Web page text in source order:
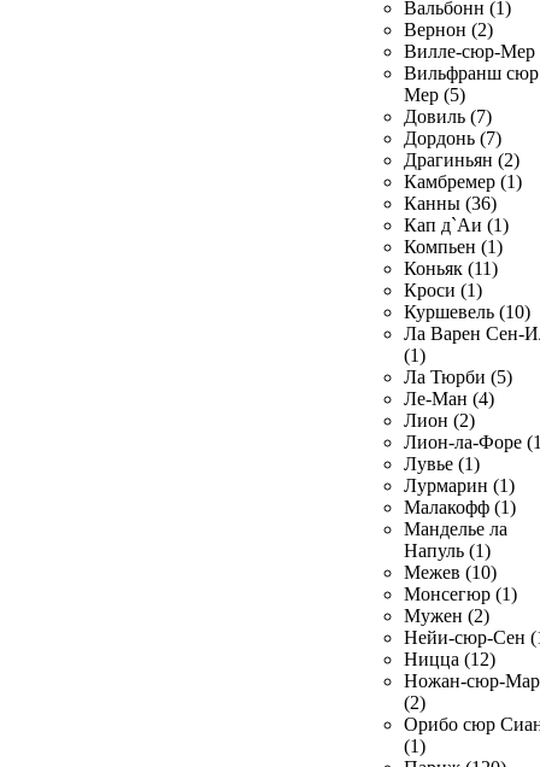
Вальбонн (1)
Вернон (2)
Вилле-сюр-Мер
Вильфранш сюр
Мер (5)
Довиль (7)
Дордонь (7)
Драгиньян (2)
Камбремер (1)
Канны (36)
Кап д`Аи (1)
Компьен (1)
Коньяк (11)
Кроси (1)
Куршевель (10)
Ла Варен Сен-
(1)
Ла Тюрби (5)
Ле-Ман (4)
Лион (2)
Лион-ла-Форе
Лувье (1)
Лурмарин (1)
Малакофф (1)
Манделье ла
Напуль (1)
Межев (10)
Монсегюр (1)
Мужен (2)
Нейи-сюр-Сен
Ницца (12)
Ножан-сюр-
(2)
Орибо сюр
(1)